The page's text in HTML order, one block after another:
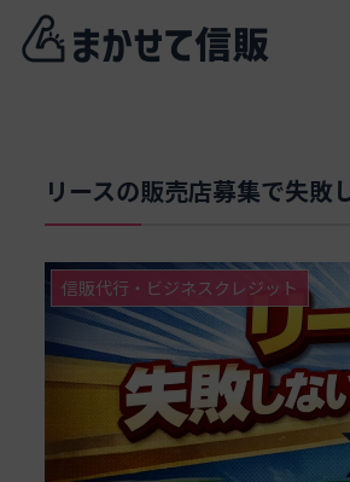
リースの販売店募集で失敗
信販代行・ビジネスクレジット